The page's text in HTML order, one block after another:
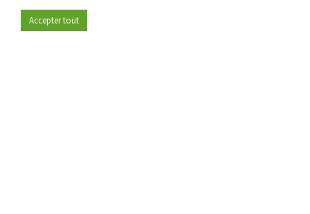
Devenez membre
Accepter tout